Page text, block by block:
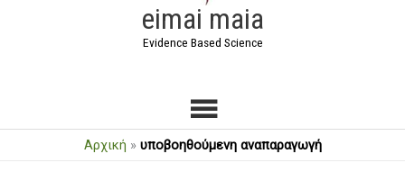
eimai maia
Evidence Based Science
Αρχική » υποβοηθούμενη αναπαραγωγή